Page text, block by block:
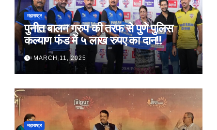
महाराष्ट्र
पुनीत बालन ग्रुप की तरफ से पुणे पुलिस
कल्याण फंड में ५ लाख रुपए का दान!!
MARCH 11, 2025
महाराष्ट्र